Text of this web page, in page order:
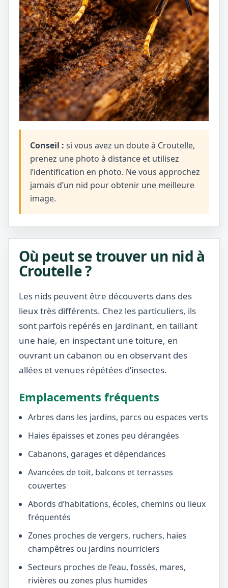
Conseil : si vous avez un doute à Croutelle,
prenez une photo à distance et utilisez
l’identification en photo. Ne vous approchez
jamais d’un nid pour obtenir une meilleure
image.
Où peut se trouver un nid à
Croutelle ?
Les nids peuvent être découverts dans des
lieux très différents. Chez les particuliers, ils
sont parfois repérés en jardinant, en taillant
une haie, en inspectant une toiture, en
ouvrant un cabanon ou en observant des
allées et venues répétées d’insectes.
Emplacements fréquents
Arbres dans les jardins, parcs ou espaces verts
Haies épaisses et zones peu dérangées
Cabanons, garages et dépendances
Avancées de toit, balcons et terrasses
couvertes
Abords d’habitations, écoles, chemins ou lieux
fréquentés
Zones proches de vergers, ruchers, haies
champêtres ou jardins nourriciers
Secteurs proches de l’eau, fossés, mares,
rivières ou zones plus humides